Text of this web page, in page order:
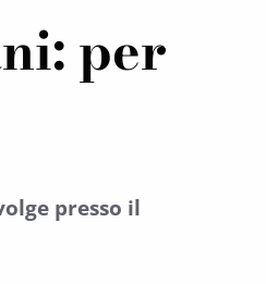
per
presso il